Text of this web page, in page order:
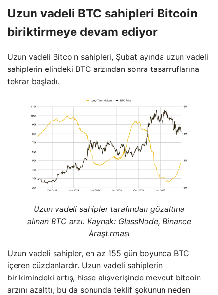
Uzun vadeli BTC sahipleri Bitcoin
biriktirmeye devam ediyor
Uzun vadeli Bitcoin sahipleri, Şubat ayında uzun vadeli
sahiplerin elindeki BTC arzından sonra tasarruflarına
tekrar başladı.
Uzun vadeli sahipler tarafından gözaltına
alınan BTC arzı. Kaynak: GlassNode, Binance
Araştırması
Uzun vadeli sahipler, en az 155 gün boyunca BTC
içeren cüzdanlardır. Uzun vadeli sahiplerin
birikimindeki artış, hisse alışverişinde mevcut bitcoin
arzını azalttı, bu da sonunda teklif şokunun neden